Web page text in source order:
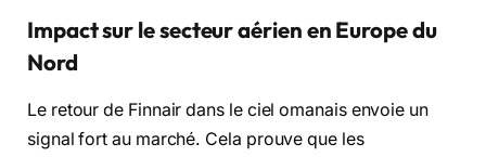
Impact sur le secteur aérien en Europe du
Nord
Le retour de Finnair dans le ciel omanais envoie un
signal fort au marché. Cela prouve que les